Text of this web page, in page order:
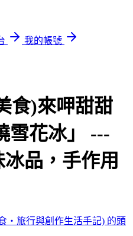
我的帳號
食)來呷甜甜
雪花冰」 ---
品，手作用